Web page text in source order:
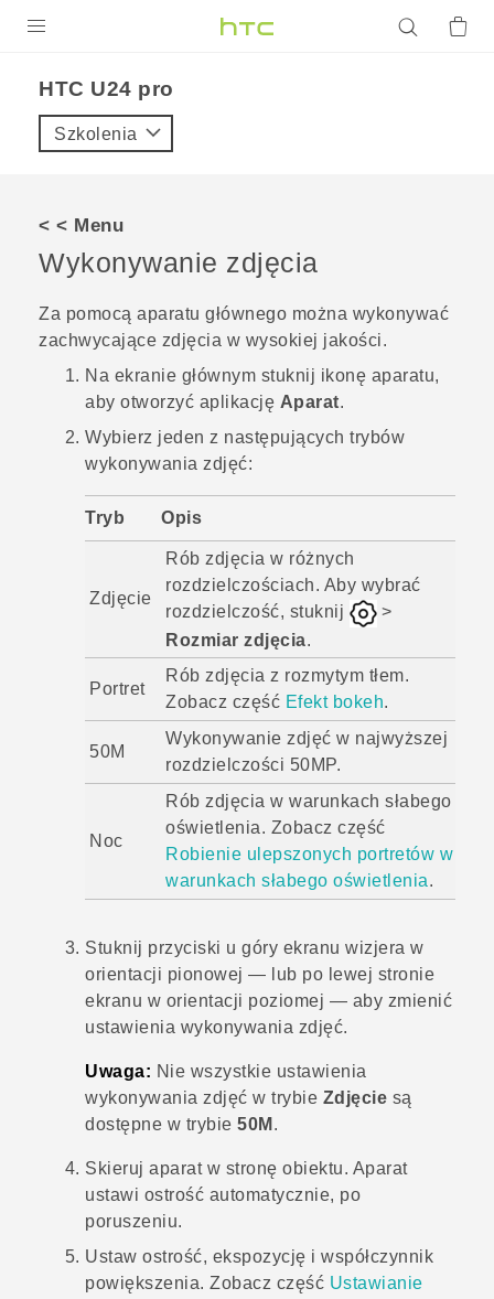
VIVE
POMOC TECHNICZNA
Urządzenia i akcesoria HTC
Zaloguj się
HTC U24 pro‎
Szkolenia
< < Menu
Wykonywanie zdjęcia
Za pomocą aparatu głównego można wykonywać
zachwycające zdjęcia w wysokiej jakości.
Na ekranie głównym stuknij ikonę aparatu,
aby otworzyć aplikację Aparat.
Wybierz jeden z następujących trybów
wykonywania zdjęć:
Tryb Opis
Zdjęcie
Rób zdjęcia w różnych
rozdzielczościach. Aby wybrać
rozdzielczość, stuknij
>
Rozmiar zdjęcia.
Portret
Rób zdjęcia z rozmytym tłem.
Zobacz część Efekt bokeh.
50M
Wykonywanie zdjęć w najwyższej
rozdzielczości 50MP.
Noc
Rób zdjęcia w warunkach słabego
oświetlenia. Zobacz część
Robienie ulepszonych portretów w
warunkach słabego oświetlenia.
Stuknij przyciski u góry ekranu wizjera w
orientacji pionowej — lub po lewej stronie
ekranu w orientacji poziomej — aby zmienić
ustawienia wykonywania zdjęć.
Uwaga: Nie wszystkie ustawienia
wykonywania zdjęć w trybie Zdjęcie są
dostępne w trybie 50M .
Skieruj aparat w stronę obiektu. Aparat
ustawi ostrość automatycznie, po
poruszeniu.
Ustaw ostrość, ekspozycję i współczynnik
powiększenia. Zobacz część Ustawianie